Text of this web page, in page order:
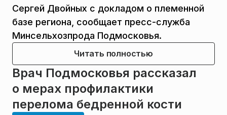
Сергей Двойных с докладом о племенной
базе региона, сообщает пресс-служба
Минсельхозпрода Подмосковья.
Читать полностью
Врач Подмосковья рассказал
о мерах профилактики
перелома бедренной кости